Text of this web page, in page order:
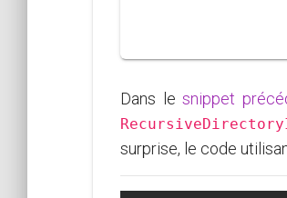
Dans lesnippet
surprise, le code